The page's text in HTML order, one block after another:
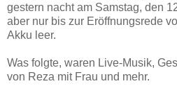
gestern nacht am Samstag, den
aber nur bis zur Eröffnungsrede
Akku leer.
Was folgte, waren Live-Musik,
von Reza mit Frau und mehr.